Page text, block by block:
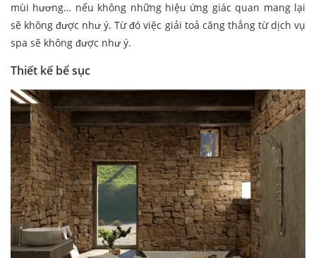
mùi hương… nếu không những hiệu ứng giác quan mang lại
sẽ không được như ý. Từ đó việc giải toả căng thẳng từ dịch vụ
spa sẽ không được như ý.
Thiết kế bể sục